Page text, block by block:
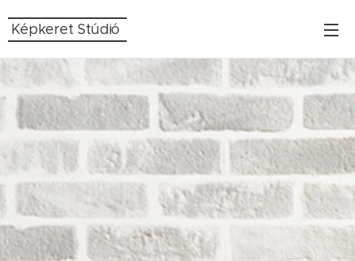
Képkeret Stúdió